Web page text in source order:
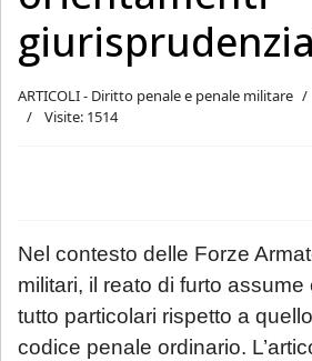
ARTICOLI - Diritto penale e penale militare
Visite: 1514
Nel contesto delle Forze
militari, il reato di furto assume
tutto particolari rispetto a
codice penale ordinario.